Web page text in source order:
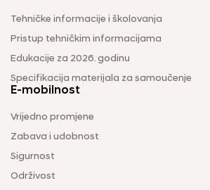
Tehničke informacije i školovanja
Pristup tehničkim informacijama
Edukacije za 2026. godinu
Specifikacija materijala za samoučenje
E-mobilnost
Vrijedno promjene
Zabava i udobnost
Sigurnost
Održivost